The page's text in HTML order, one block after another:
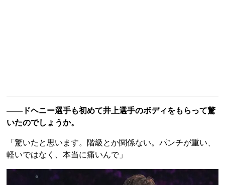
――ドヘニー選手も初めて井上選手のボディをもらって驚
いたのでしょうか。
「驚いたと思います。階級とか関係ない。パンチが重い、
軽いではなく、本当に痛いんで」